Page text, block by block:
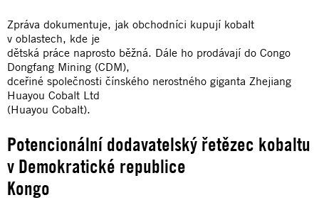
Zpráva dokumentuje, jak obchodníci kupují kobalt
v oblastech, kde je
dětská práce naprosto běžná. Dále ho prodávají do Congo
Dongfang Mining (CDM),
dceřiné společnosti čínského nerostného giganta Zhejiang
Huayou Cobalt Ltd
(Huayou Cobalt).
Potencionální dodavatelský řetězec kobaltu
v Demokratické republice
Kongo